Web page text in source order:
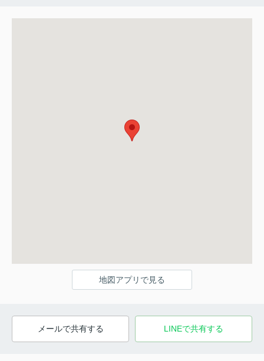
地図アプリで見る
メールで共有する LINEで共有する